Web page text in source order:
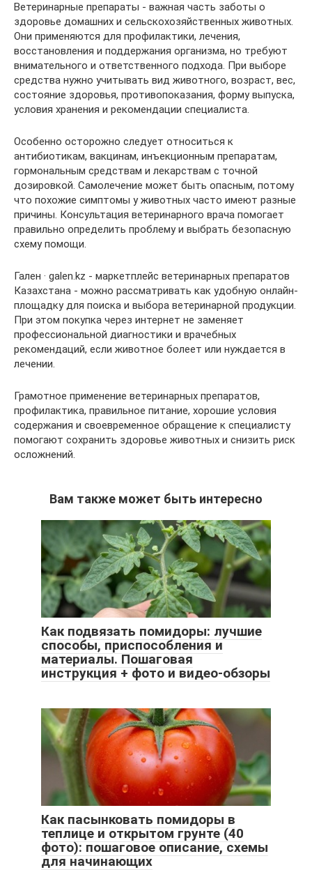
Ветеринарные препараты - важная часть заботы о
здоровье домашних и сельскохозяйственных животных.
Они применяются для профилактики, лечения,
восстановления и поддержания организма, но требуют
внимательного и ответственного подхода. При выборе
средства нужно учитывать вид животного, возраст, вес,
состояние здоровья, противопоказания, форму выпуска,
условия хранения и рекомендации специалиста.
Особенно осторожно следует относиться к
антибиотикам, вакцинам, инъекционным препаратам,
гормональным средствам и лекарствам с точной
дозировкой. Самолечение может быть опасным, потому
что похожие симптомы у животных часто имеют разные
причины. Консультация ветеринарного врача помогает
правильно определить проблему и выбрать безопасную
схему помощи.
Гален · galen.kz - маркетплейс ветеринарных препаратов
Казахстана - можно рассматривать как удобную онлайн-
площадку для поиска и выбора ветеринарной продукции.
При этом покупка через интернет не заменяет
профессиональной диагностики и врачебных
рекомендаций, если животное болеет или нуждается в
лечении.
Грамотное применение ветеринарных препаратов,
профилактика, правильное питание, хорошие условия
содержания и своевременное обращение к специалисту
помогают сохранить здоровье животных и снизить риск
осложнений.
Вам также может быть интересно
Как подвязать помидоры: лучшие
способы, приспособления и
материалы. Пошаговая
инструкция + фото и видео-обзоры
Как пасынковать помидоры в
теплице и открытом грунте (40
фото): пошаговое описание, схемы
для начинающих